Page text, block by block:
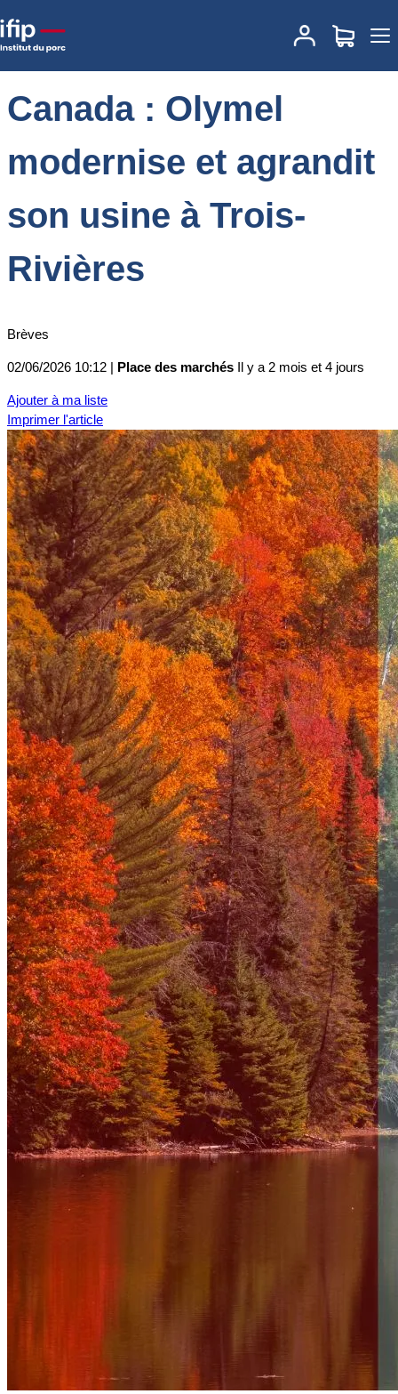
Accueil Actualités des marchés
Canada :
Olymel modernise et agrandit son usine à Trois-Rivières
Canada : Olymel
modernise et agrandit
son usine à Trois-
Rivières
Brèves
02/06/2026 10:12 | Place des marchés Il y a 2 mois et 4 jours
Ajouter à ma liste
Imprimer l'article